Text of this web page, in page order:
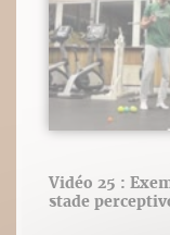
Vidéo 25 :
stade